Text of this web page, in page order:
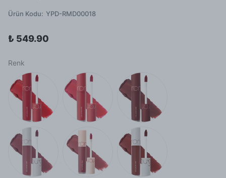
Ürün Kodu: YPD-RMD00018
₺ 549.90
Renk